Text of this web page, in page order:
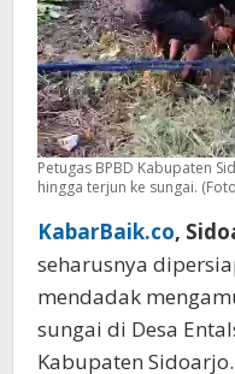
Petugas BPBD Kabupaten
hingga terjun ke sungai.
KabarBaik.co,
seharusnya
mendadak
sungai di Desa
Kabupaten